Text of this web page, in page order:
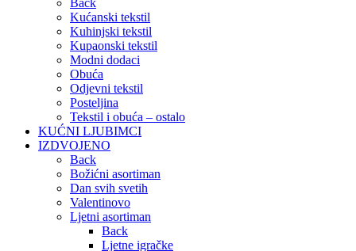
Back
Kućanski tekstil
Kuhinjski tekstil
Kupaonski tekstil
Modni dodaci
Obuća
Odjevni tekstil
Posteljina
Tekstil i obuća – ostalo
KUĆNI LJUBIMCI
IZDVOJENO
Back
Božićni asortiman
Dan svih svetih
Valentinovo
Ljetni asortiman
Back
Ljetne igračke